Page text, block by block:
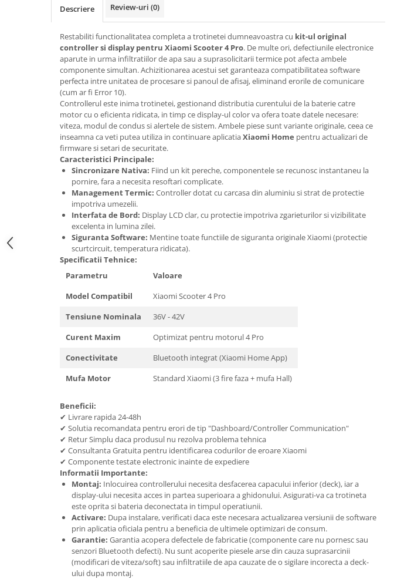
https://www.doctortrotineta.ro/cauciucuri-
https://www.doctortrotineta.ro/cauciucuri-
cauciucuri-bicicleta
Camere bicicleta
Cauciuc tubeless cu GEL antipană
Trotinete electrice
Biciclete Electrice
Anvelope moto
Cauciucuri bicicleta
Anvelope și Camere Utilaje
https://www.doctortrotineta.ro/plata-
forceOriginalForEdit=1&preview=00681
Descriere Review-uri (0)
Restabiliti functionalitatea completa a trotinetei dumneavoastra cu kit-ul original
controller si display pentru Xiaomi Scooter 4 Pro. De multe ori, defectiunile electronice
aparute in urma infiltratiilor de apa sau a suprasolicitarii termice pot afecta ambele
componente simultan. Achizitionarea acestui set garanteaza compatibilitatea software
perfecta intre unitatea de procesare si panoul de afisaj, eliminand erorile de comunicare
(cum ar fi Error 10).
Controllerul este inima trotinetei, gestionand distributia curentului de la baterie catre
motor cu o eficienta ridicata, in timp ce display-ul color va ofera toate datele necesare:
viteza, modul de condus si alertele de sistem. Ambele piese sunt variante originale, ceea ce
inseamna ca veti putea utiliza in continuare aplicatiaXiaomi Home pentru actualizari de
firmware si setari de securitate.
Caracteristici Principale:
Sincronizare Nativa: Fiind un kit pereche, componentele se recunosc instantaneu la
pornire, fara a necesita resoftari complicate.
Management Termic: Controller dotat cu carcasa din aluminiu si strat de protectie
impotriva umezelii.
Interfata de Bord: Display LCD clar, cu protectie impotriva zgarieturilor si vizibilitate
excelenta in lumina zilei.
Siguranta Software: Mentine toate functiile de siguranta originale Xiaomi (protectie
scurtcircuit, temperatura ridicata).
Specificatii Tehnice:
Parametru
Valoare
Model Compatibil
Xiaomi Scooter 4 Pro
Tensiune Nominala
36V - 42V
Curent Maxim
Optimizat pentru motorul 4 Pro
Conectivitate
Bluetooth integrat (Xiaomi Home App)
Mufa Motor
Standard Xiaomi (3 fire faza + mufa Hall)
Beneficii:
✔ Livrare rapida 24-48h
✔ Solutia recomandata pentru erori de tip "Dashboard/Controller Communication"
✔ Retur Simplu daca produsul nu rezolva problema tehnica
✔ Consultanta Gratuita pentru identificarea codurilor de eroare Xiaomi
✔ Componente testate electronic inainte de expediere
Informatii Importante:
Montaj: Inlocuirea controllerului necesita desfacerea capacului inferior (deck), iar a
display-ului necesita acces in partea superioara a ghidonului. Asigurati-va ca trotineta
este oprita si bateria deconectata in timpul operatiunii.
Activare: Dupa instalare, verificati daca este necesara actualizarea versiunii de software
prin aplicatia oficiala pentru a beneficia de ultimele optimizari de consum.
Garantie: Garantia acopera defectele de fabricatie (componente care nu pornesc sau
senzori Bluetooth defecti). Nu sunt acoperite piesele arse din cauza suprasarcinii
(modificari de viteza/soft) sau infiltratiile de apa cauzate de o sigilare incorecta a deck-
ului dupa montaj.